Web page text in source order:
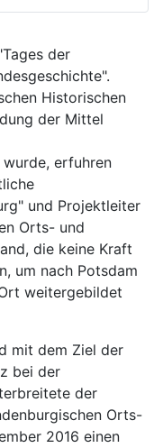
der
Historischen
der Mittel
erfuhren
und Projektleiter
Orts- und
die keine Kraft
um nach Potsdam
weitergebildet
mit dem Ziel der
bei der
der
Orts-
2016 einen